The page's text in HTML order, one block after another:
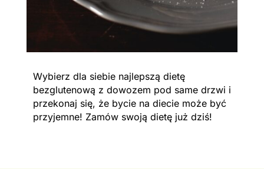
Wybierz dla siebie najlepszą dietę
bezglutenową z dowozem pod same drzwi i
przekonaj się, że bycie na diecie może być
przyjemne! Zamów swoją dietę już dziś!